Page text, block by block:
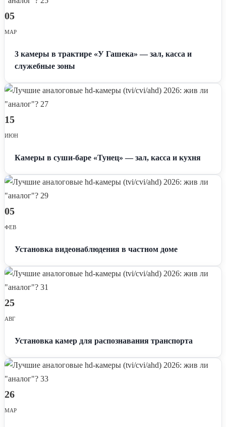
05
МАР
3 камеры в трактире «У Гашека» — зал, касса и
служебные зоны
15
ИЮН
Камеры в суши-баре «Тунец» — зал, касса и кухня
05
ФЕВ
Установка видеонаблюдения в частном доме
25
АВГ
Установка камер для распознавания транспорта
26
МАР